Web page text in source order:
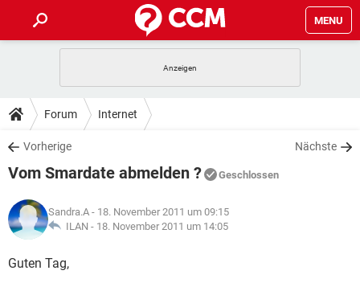
MENU
ANDROID
WINDOWS 10
WHATSAPP TIKTOK
FACEBOOK
TIPPS & TRICKS
SPIELE
WHATSAPP TIKTOK
FACEBOOK
DOWNLOADS
SPIELE STREAMING
ANDROID
WINDOWS 10 INSTAGRAM
WHATSAPP
SPIELE STREAMING
ANDROID
WINDOWS 10
LEXIKON
SPIELE
Forum Internet
Vorherige Nächste
Vom Smardate abmelden ? Geschlossen
Sandra.A - 18. November 2011 um 09:15
ILAN - 18. November 2011 um 14:05
Guten Tag,